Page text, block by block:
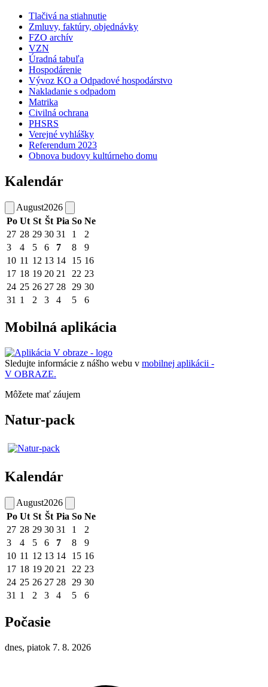
Tlačivá na stiahnutie
Zmluvy, faktúry, objednávky
FZO archív
VZN
Úradná tabuľa
Hospodárenie
Vývoz KO a Odpadové hospodárstvo
Nakladanie s odpadom
Matrika
Civilná ochrana
PHSRS
Verejné vyhlášky
Referendum 2023
Obnova budovy kultúrneho domu
Kalendár
August2026
Po Ut St Št Pia So Ne
27 28 29 30 31 1
2
3
4 5 6 7 8
9
10 11 12 13 14 15 16
17 18 19 20 21 22 23
24 25 26 27 28 29 30
31 1 2 3 4 5 6
Mobilná aplikácia
Sledujte informácie z nášho webu v mobilnej aplikácii -
V OBRAZE.
Môžete mať záujem
Natur-pack
Kalendár
August2026
Po Ut St Št Pia So Ne
27 28 29 30 31 1
2
3
4 5 6 7 8
9
10 11 12 13 14 15 16
17 18 19 20 21 22 23
24 25 26 27 28 29 30
31 1 2 3 4 5 6
Počasie
dnes, piatok 7. 8. 2026